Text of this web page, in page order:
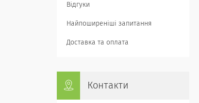
Відгуки
Найпоширеніші запитання
Доставка та оплата
Контакти